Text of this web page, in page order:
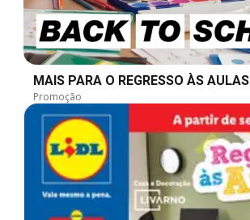
MAIS PARA O REGRESSO ÀS AULAS
Promoção